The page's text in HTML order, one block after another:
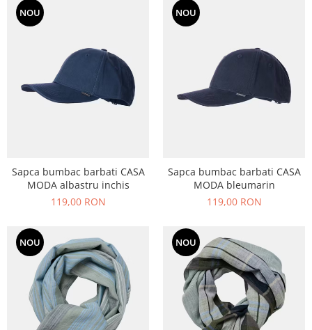
FISCHER
NOU
Sapca bumbac barbati CASA
MODA albastru inchis
119,00 RON
NOU
Sapca bumbac barbati CASA
MODA bleumarin
119,00 RON
NOU NOU